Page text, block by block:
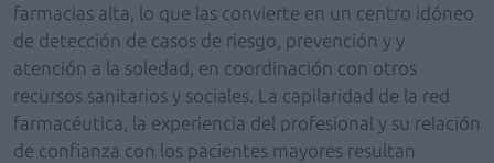
farmacias alta, lo que las convierte en un centro idóneo
de detección de casos de riesgo, prevención y y
atención a la soledad, en coordinación con otros
recursos sanitarios y sociales. La capilaridad de la red
farmacéutica, la experiencia del profesional y su relación
de confianza con los pacientes mayores resultan